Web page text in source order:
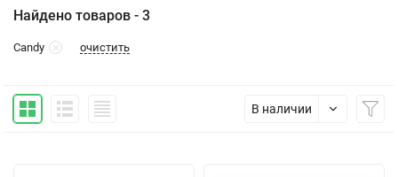
Найдено товаров - 3
Candy очистить
В наличии